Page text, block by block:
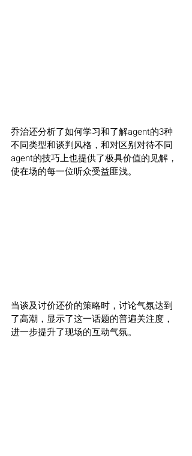
乔治还分析了如何学习和了解agent的3种
不同类型和谈判风格，和对区别对待不同
agent的技巧上也提供了极具价值的见解，
使在场的每一位听众受益匪浅。
当谈及讨价还价的策略时，讨论气氛达到
了高潮，显示了这一话题的普遍关注度，
进一步提升了现场的互动气氛。